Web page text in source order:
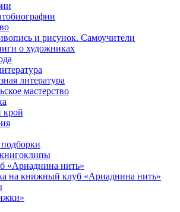
и рисунок. Самоучители
о художниках
литература
мастерство
крой
«Ариаднина нить»
на книжный клуб «Ариаднина нить»